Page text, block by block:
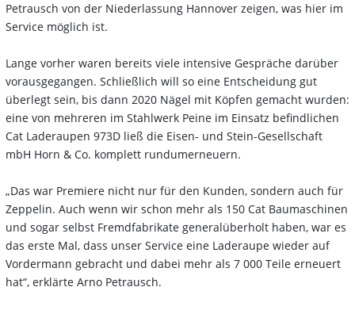
Petrausch von der Niederlassung Hannover zeigen, was hier im
Service möglich ist.
Lange vorher waren bereits viele intensive Gespräche darüber
vorausgegangen. Schließlich will so eine Entscheidung gut
überlegt sein, bis dann 2020 Nägel mit Köpfen gemacht wurden:
eine von mehreren im Stahlwerk Peine im Einsatz befindlichen
Cat Laderaupen 973D ließ die Eisen- und Stein-Gesellschaft
mbH Horn & Co. komplett rundumerneuern.
„Das war Premiere nicht nur für den Kunden, sondern auch für
Zeppelin. Auch wenn wir schon mehr als 150 Cat Baumaschinen
und sogar selbst Fremdfabrikate generalüberholt haben, war es
das erste Mal, dass unser Service eine Laderaupe wieder auf
Vordermann gebracht und dabei mehr als 7 000 Teile erneuert
hat“, erklärte Arno Petrausch.